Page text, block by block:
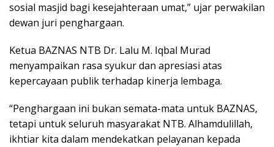
sosial masjid bagi kesejahteraan umat,” ujar perwakilan
dewan juri penghargaan.
Ketua BAZNAS NTB Dr. Lalu M. Iqbal Murad
menyampaikan rasa syukur dan apresiasi atas
kepercayaan publik terhadap kinerja lembaga.
“Penghargaan ini bukan semata-mata untuk BAZNAS,
tetapi untuk seluruh masyarakat NTB. Alhamdulillah,
ikhtiar kita dalam mendekatkan pelayanan kepada